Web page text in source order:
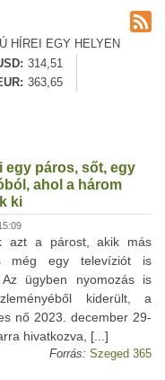
HÍREI EGY HELYEN
314,51
363,65
egy páros, sőt, egy
ahol a három
ki
azt a párost, akik más
még egy televíziót is
ügyben nyomozás is
kiderült, a
nő 2023. december 29-
hivatkozva, [...]
Forrás: Szeged 365